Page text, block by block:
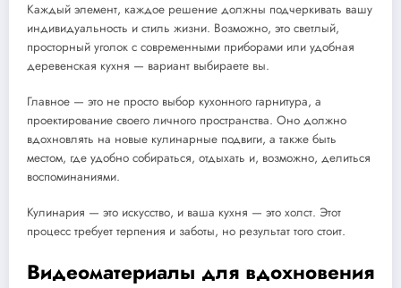
Каждый элемент, каждое решение должны подчеркивать вашу
индивидуальность и стиль жизни. Возможно, это светлый,
просторный уголок с современными приборами или удобная
деревенская кухня — вариант выбираете вы.
Главное — это не просто выбор кухонного гарнитура, а
проектирование своего личного пространства. Оно должно
вдохновлять на новые кулинарные подвиги, а также быть
местом, где удобно собираться, отдыхать и, возможно, делиться
воспоминаниями.
Кулинария — это искусство, и ваша кухня — это холст. Этот
процесс требует терпения и заботы, но результат того стоит.
Видеоматериалы для вдохновения